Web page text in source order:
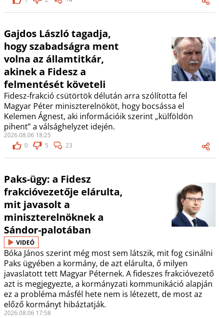
Gajdos László tagadja,
hogy szabadságra ment
volna az államtitkár,
akinek a Fidesz a
felmentését követeli
Fidesz-frakció csütörtök délután arra szólította fel
Magyar Péter miniszterelnököt, hogy bocsássa el
Kelemen Ágnest, aki információik szerint „külföldön
pihent” a válsághelyzet idején.
2026.08.06 18:25
0
5 23
Paks-ügy: a Fidesz
frakcióvezetője elárulta,
mit javasolt a
miniszterelnöknek a
Sándor-palotában
VIDEÓ
Bóka János szerint még most sem látszik, mit fog csinálni
Paks ügyében a kormány, de azt elárulta, ő milyen
javaslatott tett Magyar Péternek. A fideszes frakcióvezető
azt is megjegyezte, a kormányzati kommunikáció alapján
ez a probléma másfél hete nem is létezett, de most az
előző kormányt hibáztatják.
2026.08.06 17:58